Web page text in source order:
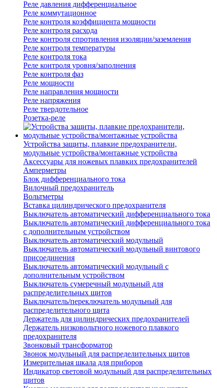
Реле давления дифференциальное
Реле коммутационное
Реле контроля коэффициента мощности
Реле контроля расхода
Реле контроля спротивления изоляции/заземления
Реле контроля температуры
Реле контроля тока
Реле контроля уровня/заполнения
Реле контроля фаз
Реле мощности
Реле направления мощности
Реле напряжения
Реле твердотельное
Розетка-реле
Устройства защиты, плавкие предохранители,
модульные устройства/монтажные устройства
Аксессуары для ножевых плавких предохранителей
Амперметры
Блок дифференциального тока
Вилочный предохранитель
Вольтметры
Вставка цилиндрического предохранителя
Выключатель автоматический дифференциального тока
Выключатель автоматический дифференциального тока
с дополнительным устройством
Выключатель автоматический модульный
Выключатель автоматический модульный винтового
присоединения
Выключатель автоматический модульный с
дополнительным устройством
Выключатель сумеречный модульный для
распределительных щитов
Выключатель/переключатель модульный для
распределительного щита
Держатель для цилиндрических предохранителей
Держатель низковольтного ножевого плавкого
предохранителя
Звонковый трансформатор
Звонок модульный для распределительных щитов
Измерительная шкала для приборов
Индикатор световой модульный для распределительных
щитов